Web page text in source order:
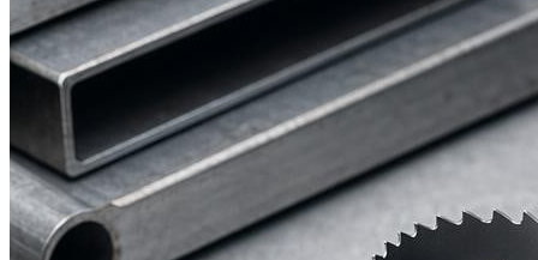
Увлажнитель
РЕМОНТ
Болгарка
Дрель
Перфоратор
Шуруповерт
ЗДОРОВЬЕ